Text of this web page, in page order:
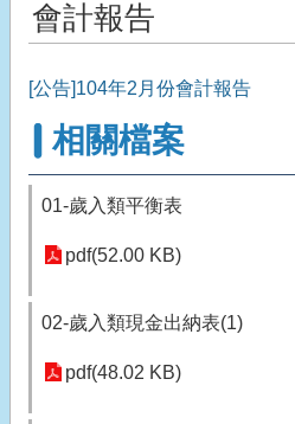
會計報告
[公告]104年2月份會計報告
相關檔案
01-歲入類平衡表
pdf(52.00 KB)
02-歲入類現金出納表(1)
pdf(48.02 KB)